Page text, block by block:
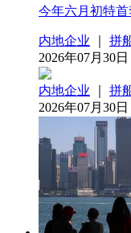
今年六月初特
内地企业
拼
2026年07月30日
内地企业
拼
2026年07月30日